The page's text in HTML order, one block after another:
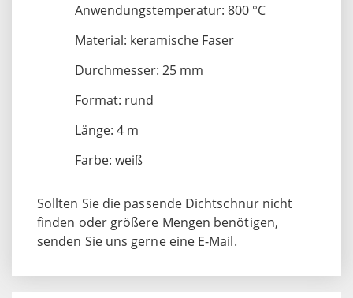
Anwendungstemperatur: 800 °C
Material: keramische Faser
Durchmesser: 25 mm
Format: rund
Länge: 4 m
Farbe: weiß
Sollten Sie die passende Dichtschnur nicht
finden oder größere Mengen benötigen,
senden Sie uns gerne eine E-Mail.